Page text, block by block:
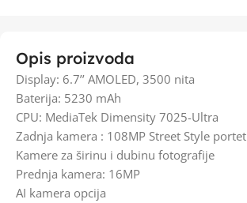
Opis proizvoda
Display: 6.7’’ AMOLED, 3500 nita
Baterija: 5230 mAh
CPU: MediaTek Dimensity 7025-Ultra
Zadnja kamera : 108MP Street Style portet
Kamere za širinu i dubinu fotografije
Prednja kamera: 16MP
AI kamera opcija